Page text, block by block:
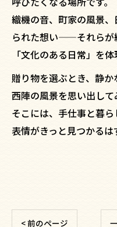
織機の音、町家の風景
られた想い——それらが
「文化のある日常」を体
贈り物を選ぶとき、静
西陣の風景を思い出して
そこには、手仕事と暮
表情がきっと見つかるは
< 前のページ